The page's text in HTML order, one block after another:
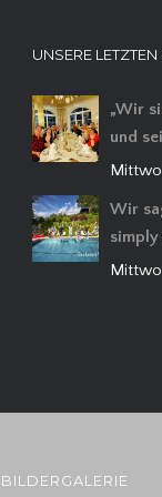
UNSERE
„Wir
und
Wir
simply
BILDERGALERIE